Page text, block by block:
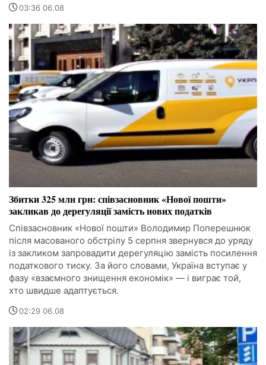
03:36 06.08
Збитки 325 млн грн: співзасновник «Нової пошти»
закликав до дерегуляції замість нових податків
Співзасновник «Нової пошти» Володимир Поперешнюк
після масованого обстрілу 5 серпня звернувся до уряду
із закликом запровадити дерегуляцію замість посилення
податкового тиску. За його словами, Україна вступає у
фазу «взаємного знищення економік» — і виграє той,
хто швидше адаптується.
02:29 06.08